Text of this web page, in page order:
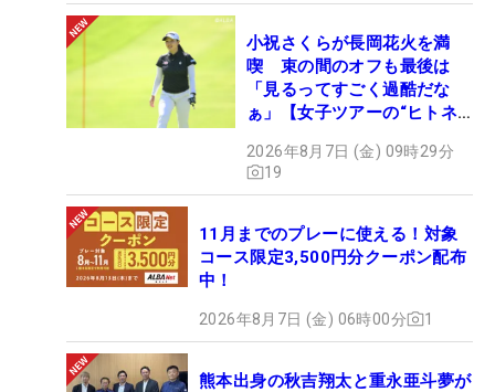
小祝さくらが長岡花火を満
喫 束の間のオフも最後は
「見るってすごく過酷だな
ぁ」【女子ツアーの“ヒトネ
2026年8月7日 (金) 09時29分
19
11月までのプレーに使える！対象
コース限定3,500円分クーポン配布
中！
2026年8月7日 (金) 06時00分 1
熊本出身の秋吉翔太と重永亜斗夢が